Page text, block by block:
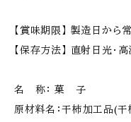
【賞味期限】 製造日から
【保存方法】 直射日光・
名 称： 菓 子
原材料名：干柿加工品(干